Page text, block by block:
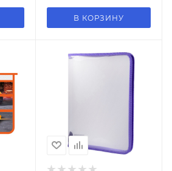
В КОРЗИНУ